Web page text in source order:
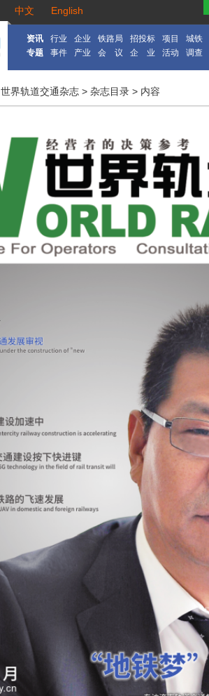
中文 English
资讯 行业 企业 铁路局 招投标 项目
城铁
专题
事件 产业 会 议 企 业 活动 调查
世界轨道交通杂志 > 杂志目录 > 内容